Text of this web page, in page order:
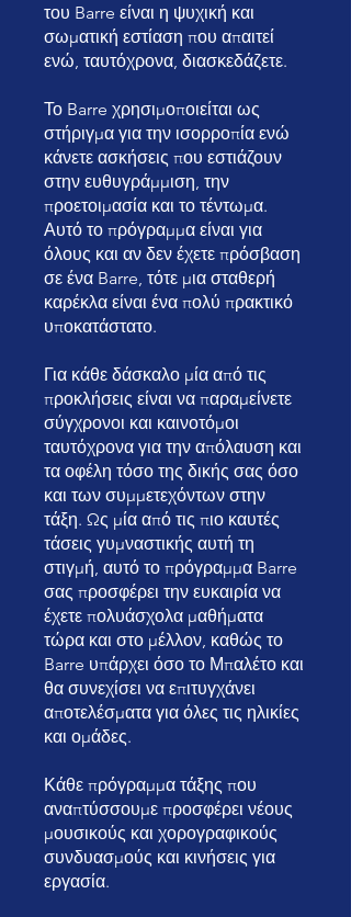
του Barre είναι η ψυχική και
σωματική εστίαση που απαιτεί
ενώ, ταυτόχρονα, διασκεδάζετε.
Το Barre χρησιμοποιείται ως
στήριγμα για την ισορροπία ενώ
κάνετε ασκήσεις που εστιάζουν
στην ευθυγράμμιση, την
προετοιμασία και το τέντωμα.
Αυτό το πρόγραμμα είναι για
όλους και αν δεν έχετε πρόσβαση
σε ένα Barre, τότε μια σταθερή
καρέκλα είναι ένα πολύ πρακτικό
υποκατάστατο.
Για κάθε δάσκαλο μία από τις
προκλήσεις είναι να παραμείνετε
σύγχρονοι και καινοτόμοι
ταυτόχρονα για την απόλαυση και
τα οφέλη τόσο της δικής σας όσο
και των συμμετεχόντων στην
τάξη. Ως μία από τις πιο καυτές
τάσεις γυμναστικής αυτή τη
στιγμή, αυτό το πρόγραμμα Barre
σας προσφέρει την ευκαιρία να
έχετε πολυάσχολα μαθήματα
τώρα και στο μέλλον, καθώς το
Barre υπάρχει όσο το Μπαλέτο και
θα συνεχίσει να επιτυγχάνει
αποτελέσματα για όλες τις ηλικίες
και ομάδες.
Κάθε πρόγραμμα τάξης που
αναπτύσσουμε προσφέρει νέους
μουσικούς και χορογραφικούς
συνδυασμούς και κινήσεις για
εργασία.